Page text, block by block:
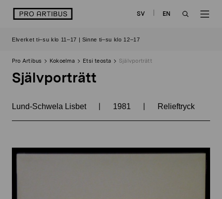
sisältöön
logo SV
EN
Elverket ti–su klo 11–17 | Sinne ti–su klo 12–17
Pro Artibus Kokoelma Etsi teosta Självporträtt
Självporträtt
Lund-Schwela Lisbet | 1981 | Relieftryck